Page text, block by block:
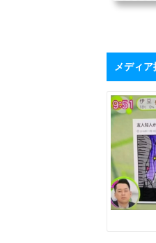
メディア